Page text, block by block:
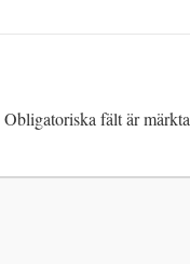
Obligatoriska fält är märkta